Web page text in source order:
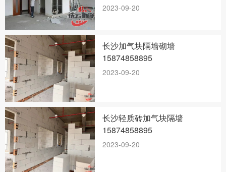
2023-09-20
长沙加气块隔墙砌墙
15874858895
2023-09-20
长沙轻质砖加气块隔墙
15874858895
2023-09-20